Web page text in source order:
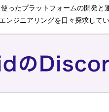
たプラットフォームの開発
ジニアリングを日々探求して